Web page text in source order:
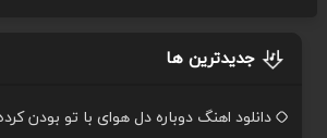
جدیدترین ها
دانلود اهنگ دوباره دل هوای با تو بودن